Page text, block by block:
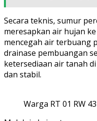
Secara teknis, sumur
meresapkan air hujan
mencegah air terbuang
drainase pembuangan
ketersediaan air tanah
dan stabil.
Warga RT 01 RW